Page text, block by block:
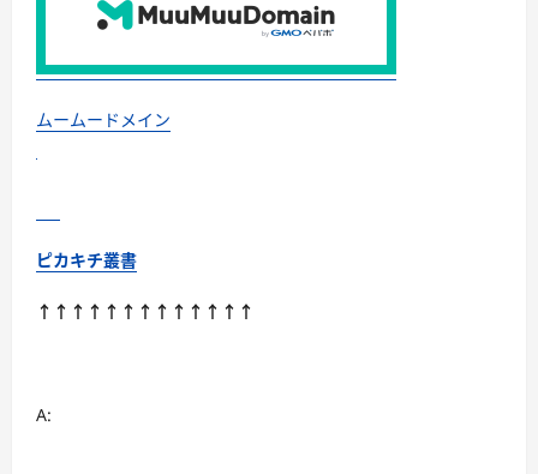
て
さ
に
読
ムームードメイン
ピカキチ叢書
↑↑↑↑↑↑↑↑↑↑↑↑↑
A: